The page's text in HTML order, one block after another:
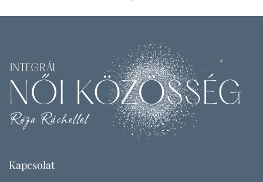
Kapcsolat